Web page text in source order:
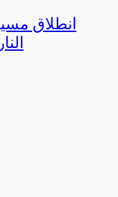
انطلاق